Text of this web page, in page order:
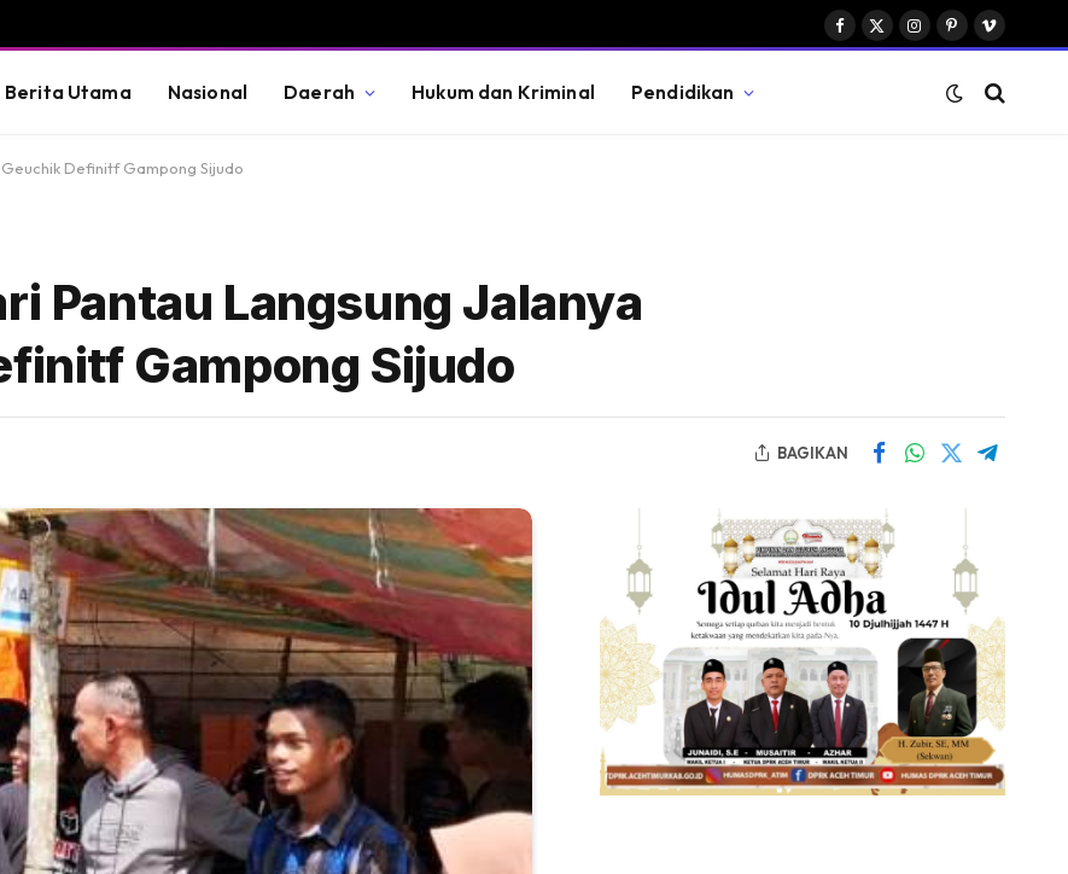
Facebook
X
Instagram
PinterestVimeo
Berita Utama Nasional Daerah Hukum dan Kriminal Pendidikan
Definitf Gampong Sijudo
Pantau Langsung Jalanya
Gampong Sijudo
BAGIKAN